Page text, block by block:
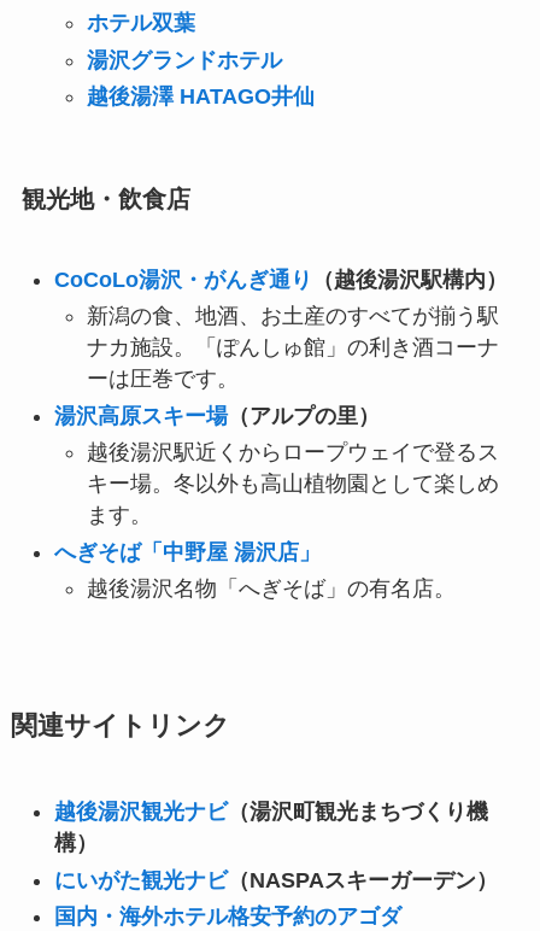
ホテル双葉
湯沢グランドホテル
越後湯澤 HATAGO井仙
観光地・飲食店
CoCoLo湯沢・がんぎ通り
（越後湯沢駅構内）
新潟の食、地酒、お土産のすべてが揃う駅
ナカ施設。「ぽんしゅ館」の利き酒コーナ
ーは圧巻です。
湯沢高原スキー場（アルプの里）
越後湯沢駅近くからロープウェイで登るス
キー場。冬以外も高山植物園として楽しめ
ます。
へぎそば「中野屋 湯沢店」
越後湯沢名物「へぎそば」の有名店。
関連サイトリンク
越後湯沢観光ナビ（湯沢町観光まちづくり機
構）
にいがた観光ナビ（NASPAスキーガーデン）
国内・海外ホテル格安予約のアゴダ